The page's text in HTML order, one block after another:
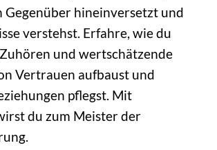
Gegenüber hineinversetzt und
verstehst. Erfahre, wie du
und wertschätzende
Vertrauen aufbaust und
pflegst. Mit
du zum Meister der